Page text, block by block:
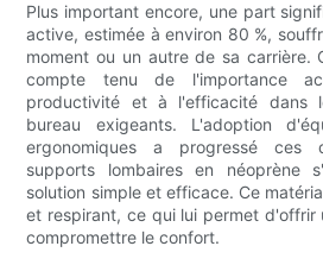
Plus important encore, une part
active, estimée à environ 80 %,
moment ou un autre de sa carrière.
compte tenu de l'importance
productivité et à l'efficacité dans
bureau exigeants. L'adoption
ergonomiques a progressé ces
supports lombaires en néoprène
solution simple et efficace. Ce
et respirant, ce qui lui permet d'offrir
compromettre le confort.